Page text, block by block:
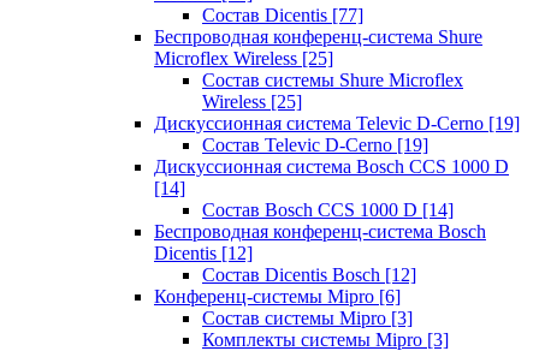
Состав Dicentis [77]
Беспроводная конференц-система Shure
Microflex Wireless [25]
Состав системы Shure Microflex
Wireless [25]
Дискуссионная система Televic D-Cerno [19]
Состав Televic D-Cerno [19]
Дискуссионная система Bosch CCS 1000 D
[14]
Состав Bosch CCS 1000 D [14]
Беспроводная конференц-система Bosch
Dicentis [12]
Состав Dicentis Bosch [12]
Конференц-системы Mipro [6]
Состав системы Mipro [3]
Комплекты системы Mipro [3]